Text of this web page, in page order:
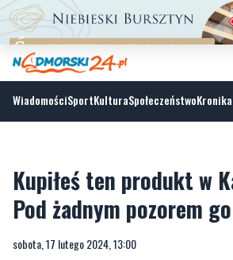
WiadomościSportKulturaSpołeczeństwo
Kupiłeś ten produkt w